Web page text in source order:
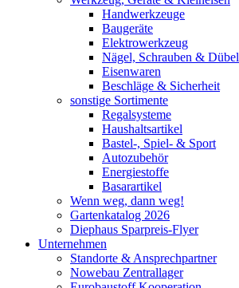
Handwerkzeuge
Baugeräte
Elektrowerkzeug
Nägel, Schrauben & Dübel
Eisenwaren
Beschläge & Sicherheit
sonstige Sortimente
Regalsysteme
Haushaltsartikel
Bastel-, Spiel- & Sport
Autozubehör
Energiestoffe
Basarartikel
Wenn weg, dann weg!
Gartenkatalog 2026
Diephaus Sparpreis-Flyer
Unternehmen
Standorte & Ansprechpartner
Nowebau Zentrallager